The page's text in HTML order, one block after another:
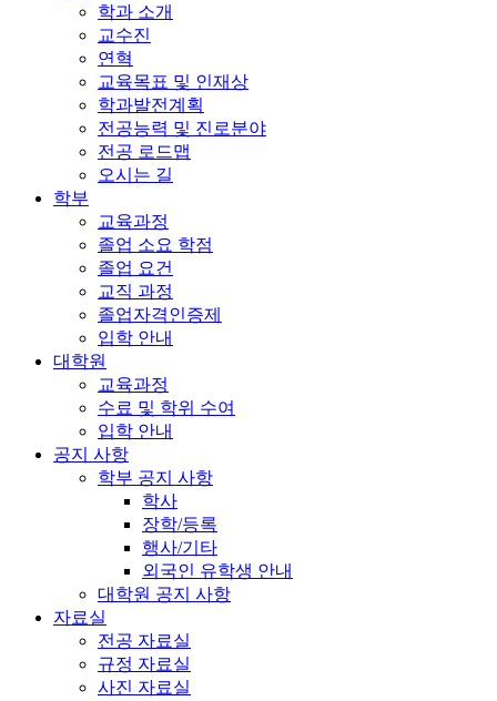
학과 소개
교수진
연혁
교육목표 및 인재상
학과발전계획
전공능력 및 진로분야
전공 로드맵
오시는 길
학부
교육과정
졸업 소요 학점
졸업 요건
교직 과정
졸업자격인증제
입학 안내
대학원
교육과정
수료 및 학위 수여
입학 안내
공지 사항
학부 공지 사항
학사
장학/등록
행사/기타
외국인 유학생 안내
대학원 공지 사항
자료실
전공 자료실
규정 자료실
사진 자료실